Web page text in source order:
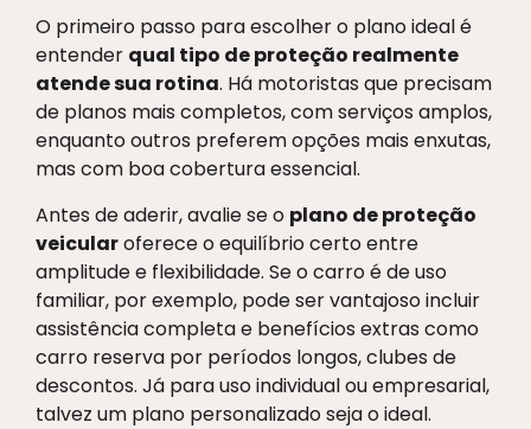
O primeiro passo para escolher o plano ideal é
entender qual tipo de proteção realmente
atende sua rotina. Há motoristas que precisam
de planos mais completos, com serviços amplos,
enquanto outros preferem opções mais enxutas,
mas com boa cobertura essencial.
Antes de aderir, avalie se o plano de proteção
veicularoferece o equilíbrio certo entre
amplitude e flexibilidade. Se o carro é de uso
familiar, por exemplo, pode ser vantajoso incluir
assistência completa e benefícios extras como
carro reserva por períodos longos, clubes de
descontos. Já para uso individual ou empresarial,
talvez um plano personalizado seja o ideal.